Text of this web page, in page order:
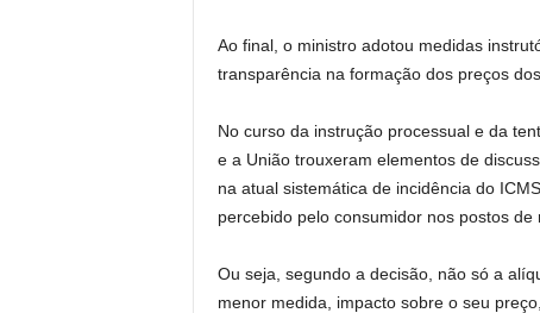
Ao final, o ministro adotou medidas
transparência na formação dos preços
No curso da instrução processual e da
e a União trouxeram elementos de
na atual sistemática de incidência do
percebido pelo consumidor nos postos de
Ou seja, segundo a decisão, não só a
menor medida, impacto sobre o seu